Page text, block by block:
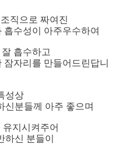
직으로 짜여진
수성이 아주우수하여
흡수하고
자리를 만들어드린답니
성상
신분들께 아주 좋으며
지시켜주어
하신 분들이